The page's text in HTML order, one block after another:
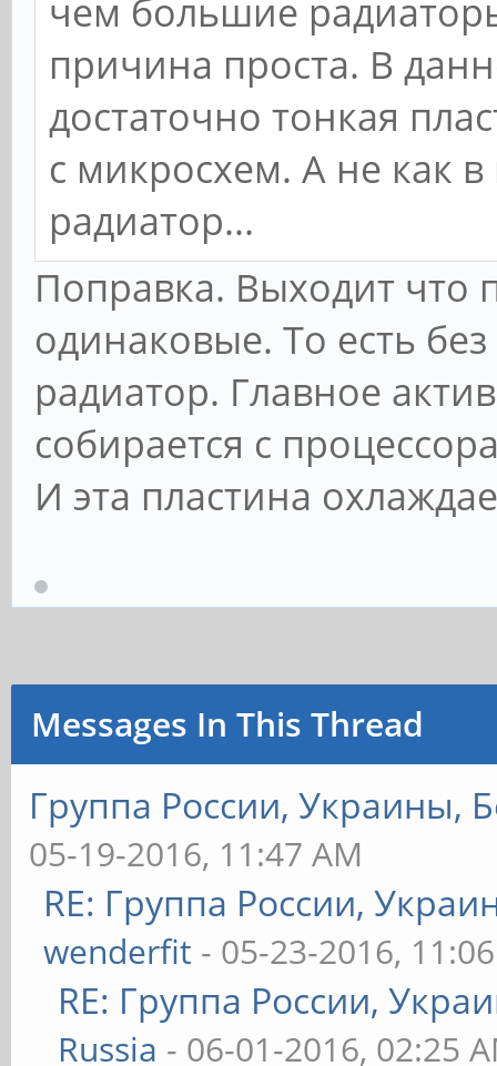
чем большие
причина проста. В
достаточно тонкая
с микросхем. А не как
радиатор...
Поправка. Выходит что
одинаковые. То есть
радиатор. Главное
собирается с
И эта пластина
Messages In This Thread
Группа России, Украины,
05-19-2016, 11:47 AM
RE: Группа России,
wenderfit - 05-23-2016,
RE: Группа России,
Russia - 06-01-2016, 02:25